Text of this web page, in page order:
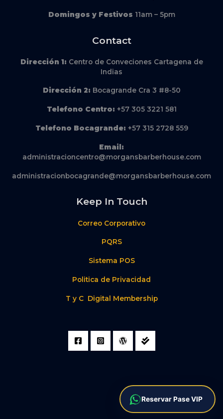
Domingos y Festivos 11am – 5pm
Contact
Dirección 1: Centro de Conveciones Cartagena de
Indias
Dirección 2: Bocagrande Cra 3 #8-50
Telefono Centro: +57 305 3221 581
Telefono Bocagrande: +57 315 2728 559
Email:
administracioncentro@morgansbarberhouse.com
administracionbocagrande@morgansbarberhouse.com
Keep In Touch
Correo Corporativo
PQRS
Sistema POS
Politica de Privacidad
T y C Digital Membership
Reservar Pase VIP